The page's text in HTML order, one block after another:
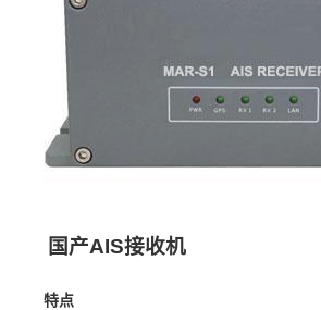
国产AIS接收机
特点